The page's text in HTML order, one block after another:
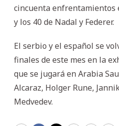
cincuenta enfrentamientos
y los 40 de Nadal y Federer.
El serbio y el español se
finales de este mes en la
que se jugará en Arabia
Alcaraz, Holger Rune,
Medvedev.